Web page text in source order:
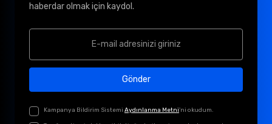
haberdar olmak için kaydol.
Gönder
Kampanya Bildirim Sistemi Aydınlanma Metni'ni okudum.